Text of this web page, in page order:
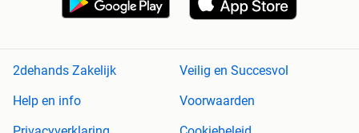
2dehands Zakelijk
Veilig en Succesvol
Help en info
Voorwaarden